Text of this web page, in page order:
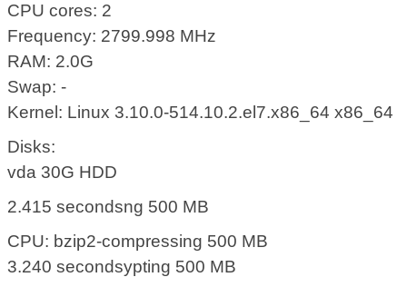
CPU cores: 2
Frequency: 2799.998 MHz
RAM: 2.0G
Swap: -
Kernel: Linux 3.10.0-514.10.2.el7.x86_64 x86_64
Disks:
vda 30G HDD
2.415 secondsng 500 MB
CPU: bzip2-compressing 500 MB
3.240 secondsypting 500 MB